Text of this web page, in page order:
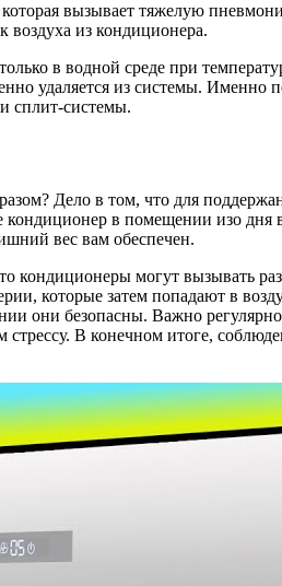
вызывает тяжелую
воздуха из кондиционера.
в водной среде при
удаляется из системы. Именно
сплит-системы.
Дело в том, что для
в помещении изо дня
вес вам обеспечен.
могут вызывать
которые затем попадают в
они безопасны. Важно
В конечном итоге,